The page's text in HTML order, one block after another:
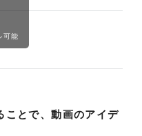
可能
ことで、動画のアイデ